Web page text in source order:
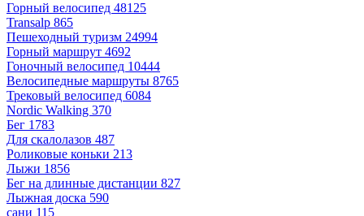
Горный велосипед 48125
Transalp 865
Пешеходный туризм 24994
Горный маршрут 4692
Гоночный велосипед 10444
Велосипедные маршруты 8765
Трековый велосипед 6084
Nordic Walking 370
Бег 1783
Для скалолазов 487
Роликовые коньки 213
Лыжи 1856
Бег на длинные дистанции 827
Лыжная доска 590
сани 115